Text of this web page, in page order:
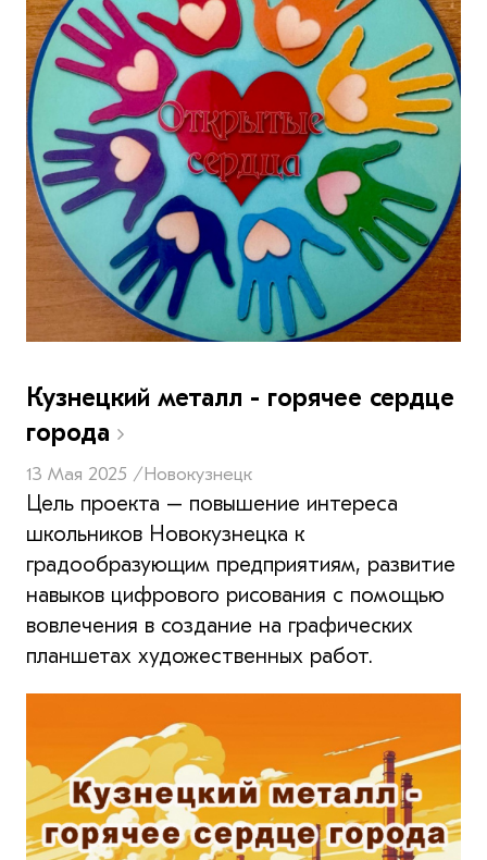
Кузнецкий металл - горячее сердце
города
13 Мая 2025 /Новокузнецк
Цель проекта – повышение интереса
школьников Новокузнецка к
градообразующим предприятиям, развитие
навыков цифрового рисования с помощью
вовлечения в создание на графических
планшетах художественных работ.